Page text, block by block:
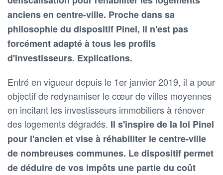
anciens en centre-ville. Proche dans sa
philosophie du dispositif Pinel, Il n'est pas
forcément adapté à tous les profils
d'investisseurs. Explications.
Entré en vigueur depuis le 1er janvier 2019, il a pour
objectif de redynamiser le cœur de villes moyennes
en incitant les investisseurs immobiliers à rénover
des logements dégradés. Il s'inspire de la loi Pinel
pour l'ancien et vise à réhabiliter le centre-ville
de nombreuses communes. Le dispositif permet
de déduire de vos impôts une partie du coût